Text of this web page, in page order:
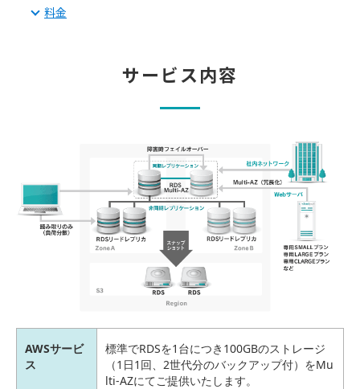
料金
サービス内容
AWSサービ
ス
標準でRDSを1台につき100GBのストレージ
（1日1回、2世代分のバックアップ付）をMu
lti-AZにてご提供いたします。